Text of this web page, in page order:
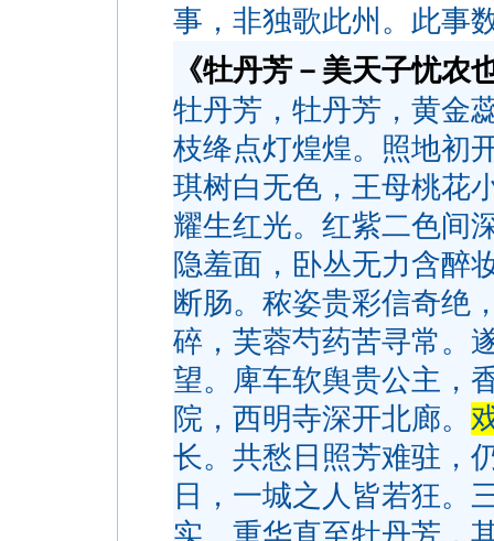
事，非独歌此州。此事
《牡丹芳－美天子忧农
牡丹芳，牡丹芳，黄金
枝绛点灯煌煌。照地初
琪树白无色，王母桃花
耀生红光。红紫二色间
隐羞面，卧丛无力含醉
断肠。秾姿贵彩信奇绝
碎，芙蓉芍药苦寻常。
望。庳车软舆贵公主，
院，西明寺深开北廊。
长。共愁日照芳难驻，
日，一城之人皆若狂。
实。重华直至牡丹芳，